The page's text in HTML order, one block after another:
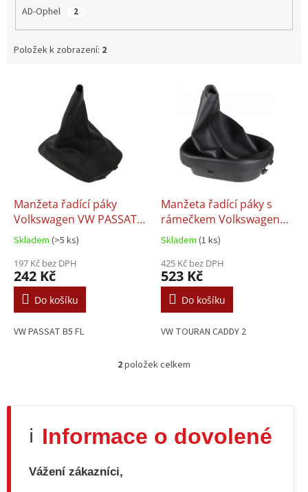
AD-Ophel 2
Položek k zobrazení: 2
u
Manžeta řadící páky
Volkswagen VW PASSAT
B5 FL (2000-)
Skladem (>5 ks)
197 Kč bez DPH
242 Kč
Do košíku
VW PASSAT B5 FL
Manžeta řadící páky s
rámečkem Volkswagen
VW TOURAN CADDY 2 II
Skladem (1 ks)
425 Kč bez DPH
523 Kč
Do košíku
VW TOURAN CADDY 2
O
á
a
c
2položek celkem
ℹ️ Informace o dovolené
Vážení zákazníci,